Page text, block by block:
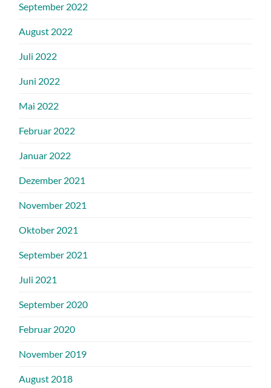
September 2022
August 2022
Juli 2022
Juni 2022
Mai 2022
Februar 2022
Januar 2022
Dezember 2021
November 2021
Oktober 2021
September 2021
Juli 2021
September 2020
Februar 2020
November 2019
August 2018